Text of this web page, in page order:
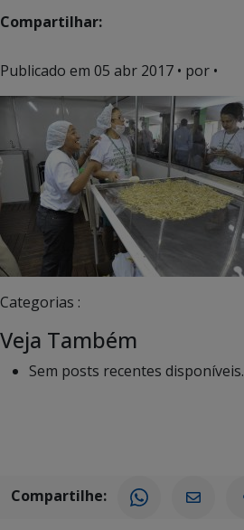
Compartilhar:
Publicado em 05 abr 2017 • por •
Categorias :
Veja Também
Sem posts recentes disponíveis.
Compartilhe: